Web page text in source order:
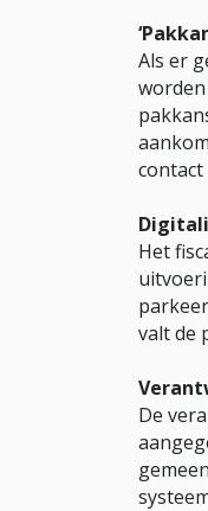
Als er
contact
Het
valt de
De